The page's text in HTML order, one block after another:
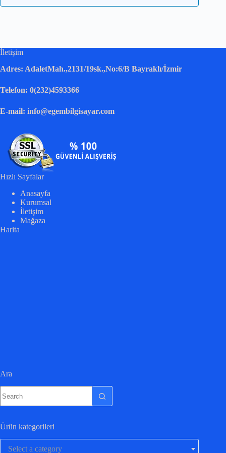
İletişim
Adres: AdaletMah.,2131/19sk.,No:6/B Bayraklı/İzmir
Telefon: 0(232)4593366
E-mail: info@egembilgisayar.com
Hızlı Sayfalar
Anasayfa
Kurumsal
İletişim
Mağaza
Harita
Ara
Ürün kategorileri
Select a category